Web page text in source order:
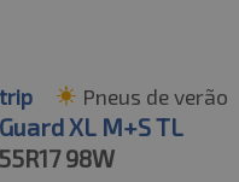
Pneus de verão
XL M+S TL
98W